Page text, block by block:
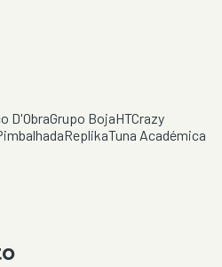
D'ObraGrupo BojaHTCrazy
ReplikaTuna Académica